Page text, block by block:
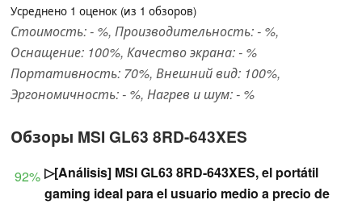
Усреднено 1 оценок (из 1 обзоров)
Стоимость: - %, Производительность: - %,
Оснащение: 100%, Качество экрана: - %
Портативность: 70%, Внешний вид: 100%,
Эргономичность: - %, Нагрев и шум: - %
Обзоры MSI GL63 8RD-643XES
92% ▷[Análisis] MSI GL63 8RD-643XES, el portátil
gaming ideal para el usuario medio a precio de